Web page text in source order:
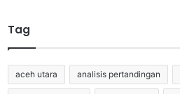
Tag
aceh utara analisis pertandingan